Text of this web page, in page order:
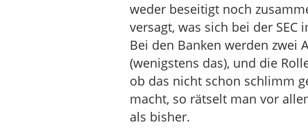
weder beseitigt noch
versagt, was sich bei der
Bei den Banken werden zwei
(wenigstens das), und die
ob das nicht schon schlimm
macht, so rätselt man vor
als bisher.